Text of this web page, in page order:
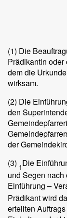
(1) Die
Prädikantin
dem die
wirksam.
(2) Die
den
der
(3) 1Die
und Segen nach
Einführung –
Prädikant wird
erteilten